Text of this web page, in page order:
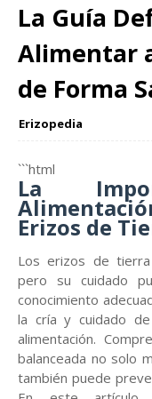
La Guía
Alimentar
de Forma
Erizopedia
```html
La
Erizos de
Los erizos de tierra
pero su cuidado
conocimiento
la cría y cuidado
alimentación.
balanceada no solo
también puede